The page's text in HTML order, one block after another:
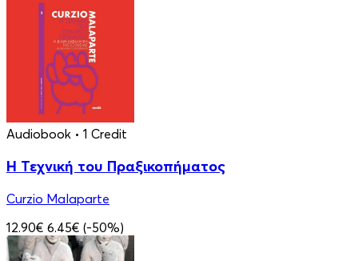
Audiobook • 1 Credit
Η Τεχνική του Πραξικοπήματος
Curzio Malaparte
12.90€ 6.45€ (-50%)